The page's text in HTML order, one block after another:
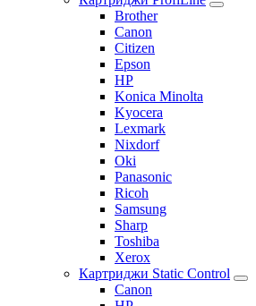
Brother
Canon
Citizen
Epson
HP
Konica Minolta
Kyocera
Lexmark
Nixdorf
Oki
Panasonic
Ricoh
Samsung
Sharp
Toshiba
Xerox
Картриджи Static Control
Canon